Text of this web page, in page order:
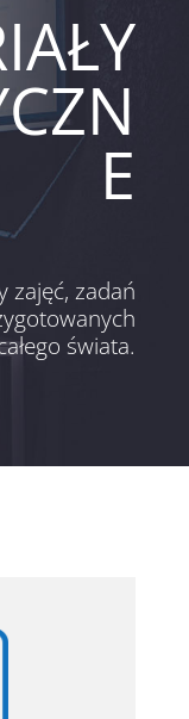
E
zajęć, zadań
świata.